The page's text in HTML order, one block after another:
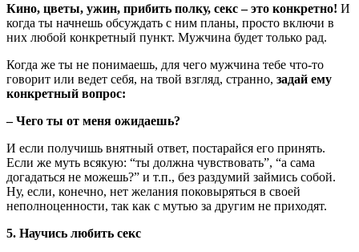
Кино, цветы, ужин, прибить полку, секс – это конкретно! И
когда ты начнешь обсуждать с ним планы, просто включи в
них любой конкретный пункт. Мужчина будет только рад.
Когда же ты не понимаешь, для чего мужчина тебе что-то
говорит или ведет себя, на твой взгляд, странно, задай ему
конкретный вопрос:
– Чего ты от меня ожидаешь?
И если получишь внятный ответ, постарайся его принять.
Если же муть всякую: “ты должна чувствовать”, “а сама
догадаться не можешь?” и т.п., без раздумий займись собой.
Ну, если, конечно, нет желания поковыряться в своей
неполноценности, так как с мутью за другим не приходят.
5. Научись любить секс